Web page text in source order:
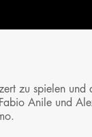
zu spielen
Anile und